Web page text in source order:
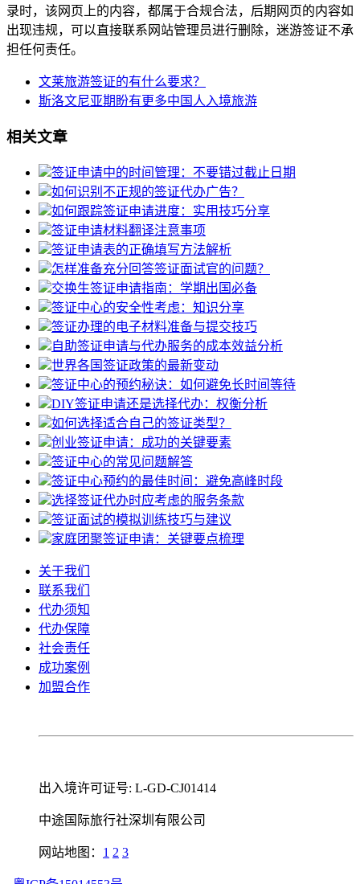
录时，该网页上的内容，都属于合规合法，后期网页的内容如
出现违规，可以直接联系网站管理员进行删除，迷游签证不承
担任何责任。
文莱旅游签证的有什么要求？
斯洛文尼亚期盼有更多中国人入境旅游
相关文章
签证申请中的时间管理：不要错过截止日期
如何识别不正规的签证代办广告？
如何跟踪签证申请进度：实用技巧分享
签证申请材料翻译注意事项
签证申请表的正确填写方法解析
怎样准备充分回答签证面试官的问题？
交换生签证申请指南：学期出国必备
签证中心的安全性考虑：知识分享
签证办理的电子材料准备与提交技巧
自助签证申请与代办服务的成本效益分析
世界各国签证政策的最新变动
签证中心的预约秘诀：如何避免长时间等待
DIY签证申请还是选择代办：权衡分析
如何选择适合自己的签证类型？
创业签证申请：成功的关键要素
签证中心的常见问题解答
签证中心预约的最佳时间：避免高峰时段
选择签证代办时应考虑的服务条款
签证面试的模拟训练技巧与建议
家庭团聚签证申请：关键要点梳理
关于我们
联系我们
代办须知
代办保障
社会责任
成功案例
加盟合作
出入境许可证号: L-GD-CJ01414
中途国际旅行社深圳有限公司
网站地图： 1 2 3